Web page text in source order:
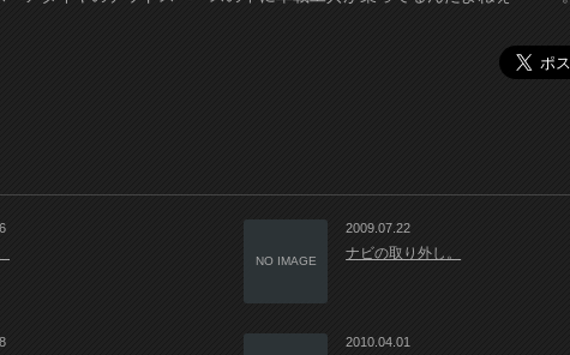
NO IMAGE
2009.07.22
ナビの取り外し。
2010.04.01